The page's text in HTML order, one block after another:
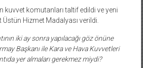
kuvvet komutanları taltif edildi ve yeni
Üstün Hizmet Madalyası verildi.
iki ay sonra yapılacağı göz önüne
Başkanı ile Kara ve Hava Kuvvetleri
yer almaları gerekmez miydi?